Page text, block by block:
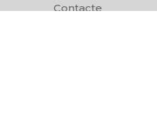
Contacte